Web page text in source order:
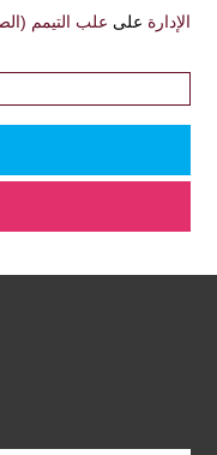
الإدارة على علب التيمم